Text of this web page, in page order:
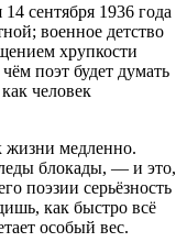
сентября 1936 года
военное детство
хрупкости
поэт будет думать
человек
жизни медленно.
блокады, — и это,
поэзии серьёзность
как быстро всё
особый вес.